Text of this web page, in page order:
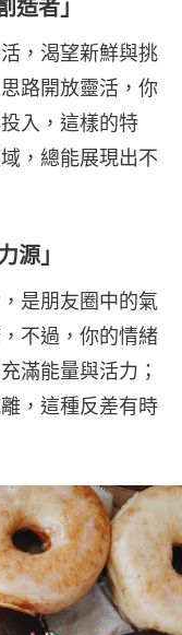
造者」
，渴望新鮮與挑
路開放靈活，你
入，這樣的特
，總能展現出不
源」
是朋友圈中的氣
不過，你的情緒
滿能量與活力；
，這種反差有時